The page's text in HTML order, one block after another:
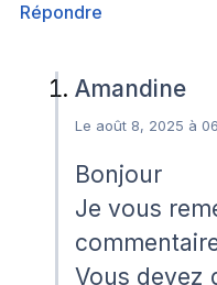
Répondre
Amandine
Le août 8, 2025 à
Bonjour
Je vous
Vous devez